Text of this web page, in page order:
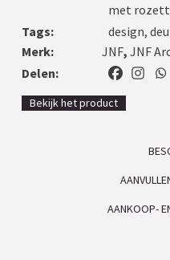
met
Tags:
design,
Merk:
JNF, JNF
Delen:
Bekijk het product
AANKOOP-